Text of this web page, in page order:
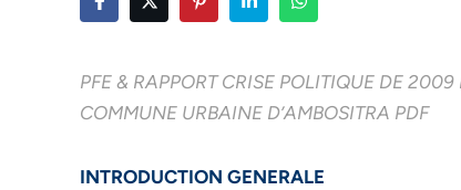
PFE & RAPPORT CRISE POLITIQUE DE
COMMUNE URBAINE D’AMBOSITRA PDF
INTRODUCTION GENERALE